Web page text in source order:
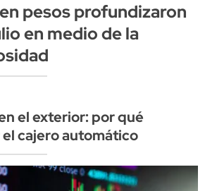
pesos profundizaron
en medio de la
el exterior: por qué
cajero automático